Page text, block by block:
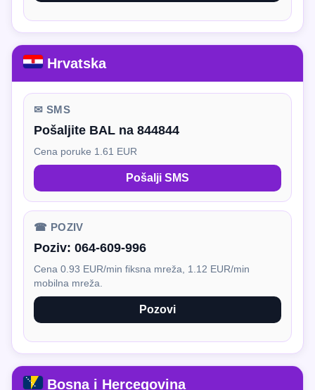
Hrvatska
✉ SMS
Pošaljite BAL na 844844
Cena poruke 1.61 EUR
Pošalji SMS
☎ POZIV
Poziv: 064-609-996
Cena 0.93 EUR/min fiksna mreža, 1.12 EUR/min
mobilna mreža.
Pozovi
Bosna i Hercegovina